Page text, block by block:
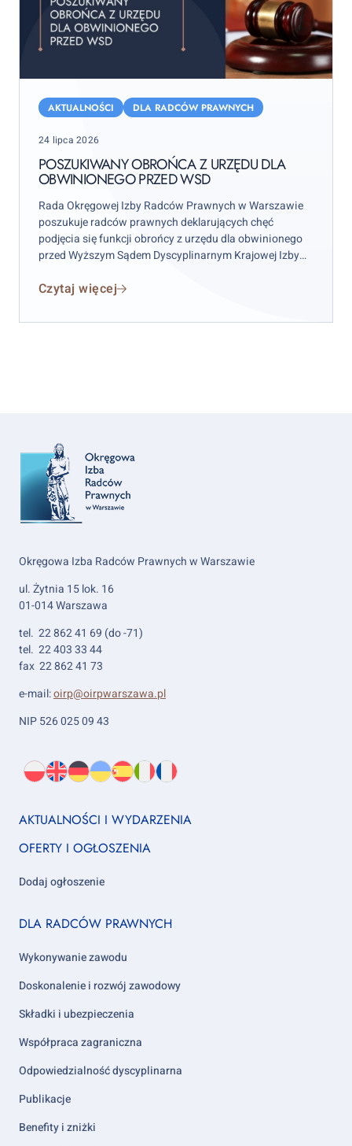
obrońca
urzędu
obwinionego
przed
WSD
AKTUALNOŚCI DLA RADCÓW PRAWNYCH
Posted
24 lipca 2026
POSZUKIWANY OBROŃCA Z URZĘDU DLA
OBWINIONEGO PRZED WSD
Rada Okręgowej Izby Radców Prawnych w Warszawie
poszukuje radców prawnych deklarujących chęć
podjęcia się funkcji obrońcy z urzędu dla obwinionego
przed Wyższym Sądem Dyscyplinarnym Krajowej Izby
imieniu obwinionego kasacji do Sądu Najwyższego.
Czytaj więcej
Okręgowa Izba Radców Prawnych w Warszawie
ul. Żytnia 15 lok. 16
01-014 Warszawa
tel. 22 862 41 69 (do -71)
tel. 22 403 33 44
fax 22 862 41 73
e-mail:oirp@oirpwarszawa.pl
NIP 526 025 09 43
Wybierz
język:
PL
O
EN
About
DE
About
UK
About
ES
About
IT
About
FR
About
Footer
1
AKTUALNOŚCI I WYDARZENIA
OFERTY I OGŁOSZENIA
Dodaj ogłoszenie
Footer
2
DLA RADCÓW PRAWNYCH
Wykonywanie zawodu
Doskonalenie i rozwój zawodowy
Składki i ubezpieczenia
Współpraca zagraniczna
Odpowiedzialność dyscyplinarna
Publikacje
Benefity i zniżki